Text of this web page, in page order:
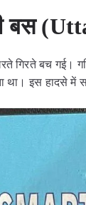
बस
गिरते बच गई।
था। इस हादसे में